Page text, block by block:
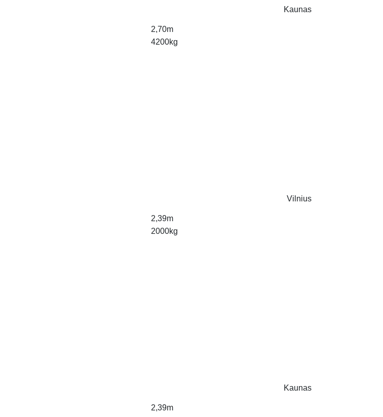
Kaunas
2,70m
4200kg
Vilnius
2,39m
2000kg
Kaunas
2,39m